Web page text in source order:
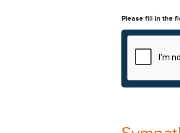
Please fill in the